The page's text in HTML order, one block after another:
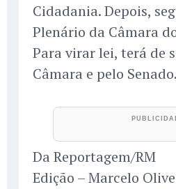
Cidadania. Depois,
Plenário da Câmara
Para virar lei, terá de
Câmara e pelo Senado.
Da Reportagem/RM
Edição – Marcelo